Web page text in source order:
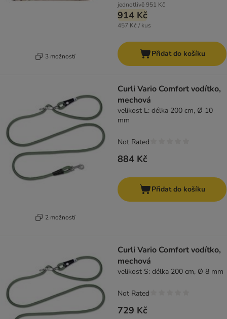
3 možností
jednotlivě951 Kč
914 Kč
457 Kč / kus
Přidat do košíku
2 možností
Curli Vario Comfort vodítko,
mechová
velikost L: délka 200 cm, Ø 10
mm
884 Kč
Not Rated
Přidat do košíku
Curli Vario Comfort vodítko,
mechová
velikost S: délka 200 cm, Ø 8 mm
729 Kč
Not Rated